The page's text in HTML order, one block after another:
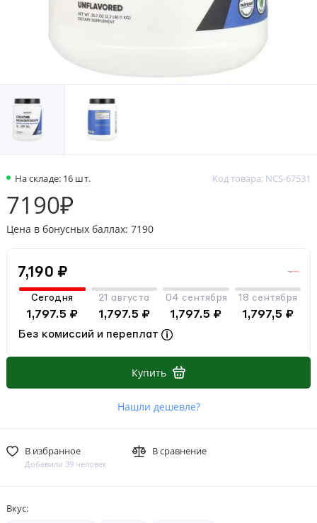
На складе: 16 шт. Код товара: NCS-67531
7190₽
Цена в бонусных баллах: 7190
7,190 ₽
Сегодня
1,797.5 ₽
21 августа
1,797.5 ₽
04 сентября
1,797.5 ₽
18 сентября
1,797,5 ₽
Без комиссий и переплат
Купить
Нашли дешевле?
В избранное
Добавили 39 человек
В сравнение
Вкус: